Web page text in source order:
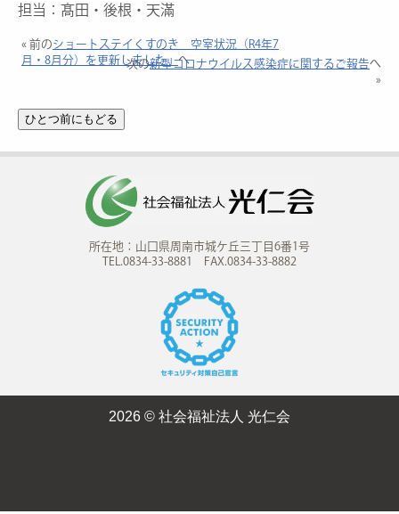
担当：髙田・後根・天滿
« 前のショートステイくすのき 空室状況（R4年7
月・8月分）を更新しました。へ
次の新型コロナウイルス感染症に関するご報告へ
»
所在地：山口県周南市城ケ丘三丁目6番1号
TEL.0834-33-8881 FAX.0834-33-8882
2026 © 社会福祉法人 光仁会